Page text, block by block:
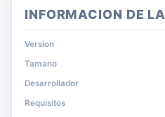
INFORMACION DE
Version
Tamano
Desarrollador
Requisitos